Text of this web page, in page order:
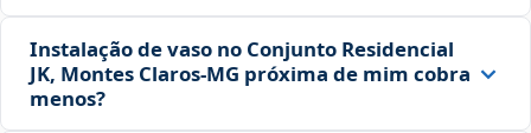
Instalação de vaso no Conjunto Residencial
JK, Montes Claros‑MG próxima de mim cobra
menos?